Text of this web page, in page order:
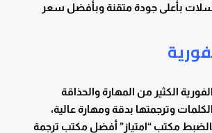
بأعلى جودة متقنة وبأفضل سعر
الكثير من المهارة والحذاقة
وترجمتها بدقة ومهارة عالية،
مكتب “امتياز” أفضل مكتب ترجمة